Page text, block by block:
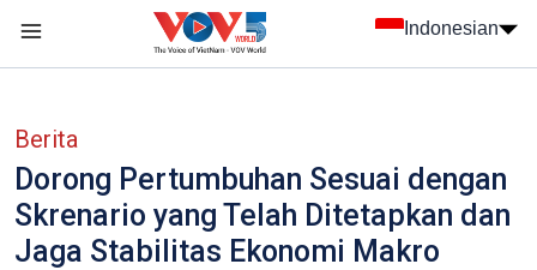
Indonesian
Berita
Dorong Pertumbuhan Sesuai dengan
Skrenario yang Telah Ditetapkan dan
Jaga Stabilitas Ekonomi Makro